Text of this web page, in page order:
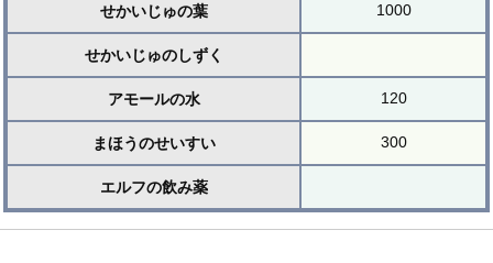
せかいじゅの葉 1000
せかいじゅのしずく
アモールの水 120
まほうのせいすい 300
エルフの飲み薬